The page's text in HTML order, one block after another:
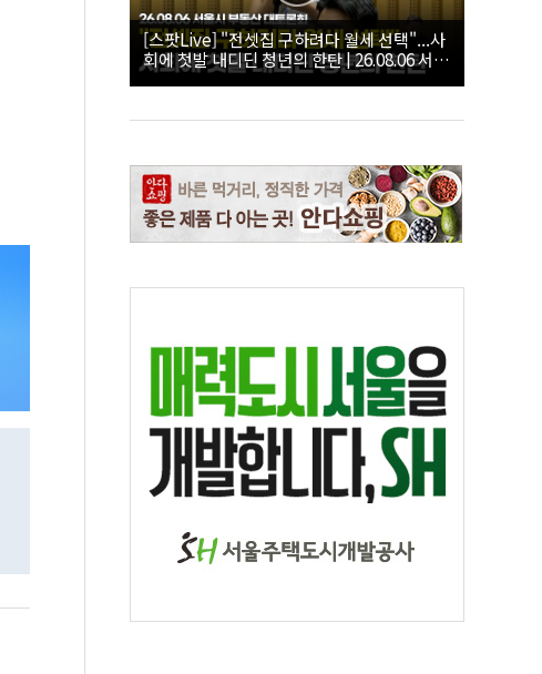
[스팟Live] "전셋집 구하려다 월세 선택"...사
회에 첫발 내디딘 청년의 한탄 | 26.08.06 서울
시 부동산 대토론회